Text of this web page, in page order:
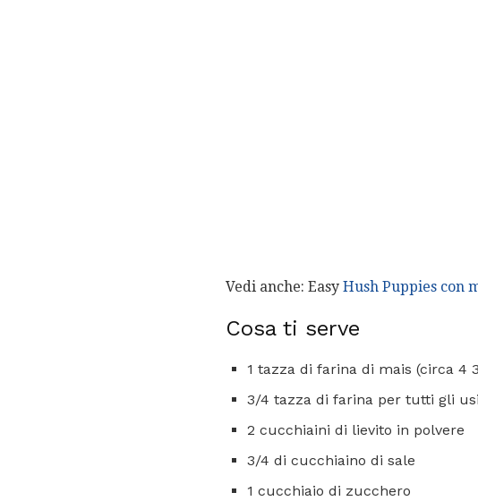
Vedi anche: Easy Hush Puppies con
Cosa ti serve
1 tazza di farina di mais (circa 4
3/4 tazza di farina per tutti gli usi
2 cucchiaini di lievito in polvere
3/4 di cucchiaino di sale
1 cucchiaio di zucchero